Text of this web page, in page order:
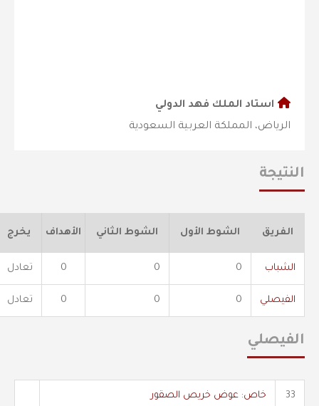
استاد الملك فهد الدولي
الرياض، المملكة العربية السعودية
النتيجة
الفريق الشوط الأول الشوط الثاني الأهداف يخرج
الشباب 0
0
0 تعادل
الفيصلي 0
0
0 تعادل
الفيصلي
33 خاص: عوض خريص الصقور